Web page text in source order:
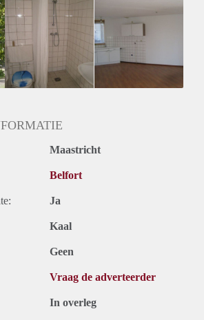
Maastricht
Belfort
Ja
Kaal
Geen
Vraag de adverteerder
In overleg